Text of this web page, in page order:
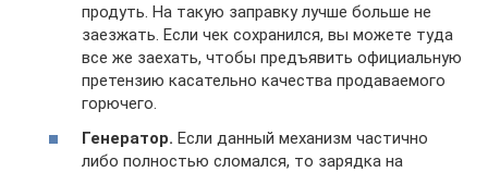
продуть. На такую заправку лучше больше не
заезжать. Если чек сохранился, вы можете туда
все же заехать, чтобы предъявить официальную
претензию касательно качества продаваемого
горючего.
Генератор. Если данный механизм частично
либо полностью сломался, то зарядка на